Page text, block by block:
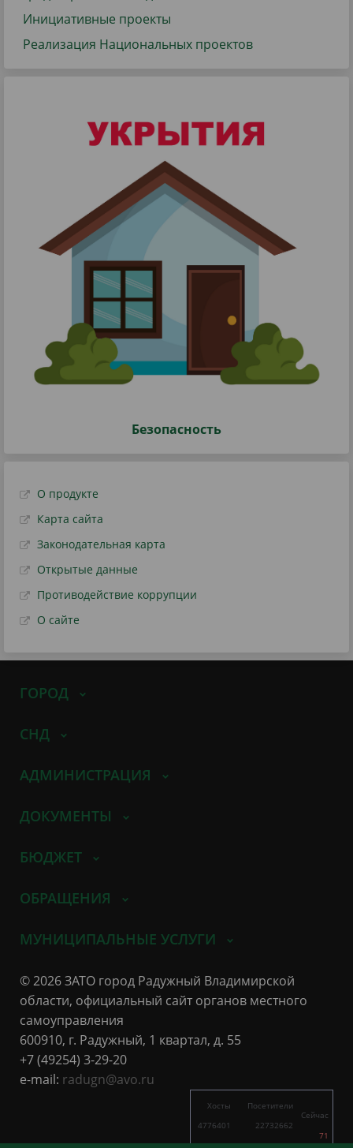
Инициативные проекты
Реализация Национальных проектов
Безопасность
О продукте
Карта сайта
Законодательная карта
Открытые данные
Противодействие коррупции
О сайте
ГОРОД
СНД
АДМИНИСТРАЦИЯ
ДОКУМЕНТЫ
БЮДЖЕТ
ОБРАЩЕНИЯ
МУНИЦИПАЛЬНЫЕ УСЛУГИ
© 2026 ЗАТО город Радужный Владимирской
области, официальный сайт органов местного
самоуправления
600910, г. Радужный, 1 квартал, д. 55
+7 (49254) 3-29-20
e-mail: radugn@avo.ru
Хосты
4776401
2429
Посетители
22732662
5622
Сейчас
71